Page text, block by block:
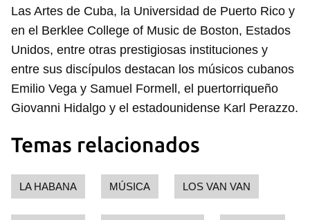
Las Artes de Cuba, la Universidad de Puerto Rico y
en el Berklee College of Music de Boston, Estados
Unidos, entre otras prestigiosas instituciones y
entre sus discípulos destacan los músicos cubanos
Emilio Vega y Samuel Formell, el puertorriqueño
Giovanni Hidalgo y el estadounidense Karl Perazzo.
Temas relacionados
LA HABANA MÚSICA LOS VAN VAN